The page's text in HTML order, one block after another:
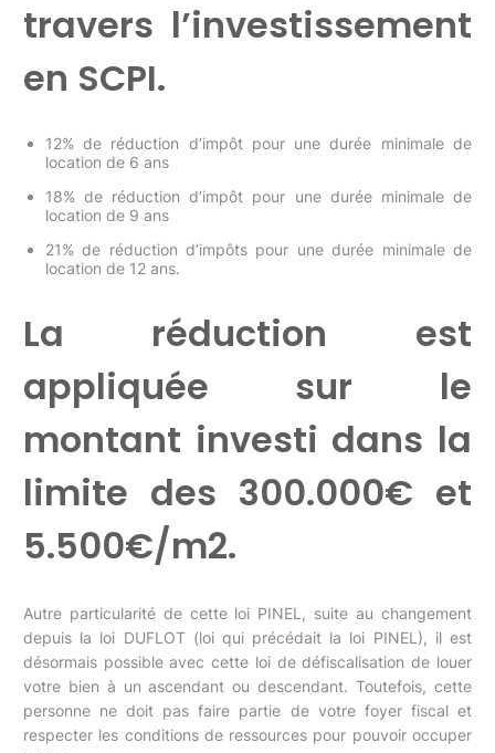
travers l’investissement
en SCPI.
12% de réduction d’impôt pour une durée minimale de
location de 6 ans
18% de réduction d’impôt pour une durée minimale de
location de 9 ans
21% de réduction d’impôts pour une durée minimale de
location de 12 ans.
La réduction est
appliquée sur le
montant investi dans la
limite des 300.000€ et
5.500€/m2.
Autre particularité de cette loi PINEL, suite au changement
depuis la loi DUFLOT (loi qui précédait la loi PINEL), il est
désormais possible avec cette loi de défiscalisation de louer
votre bien à un ascendant ou descendant. Toutefois, cette
personne ne doit pas faire partie de votre foyer fiscal et
respecter les conditions de ressources pour pouvoir occuper